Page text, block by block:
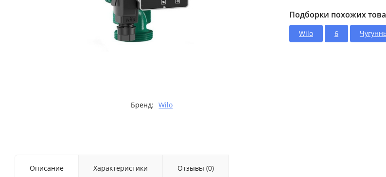
Бренд: Wilo
Подборки похожих
Wilo 6
Описание Характеристики Отзывы (0)